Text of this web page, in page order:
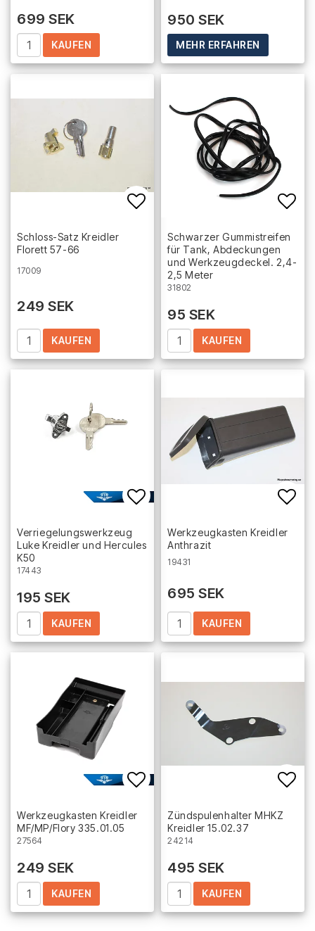
699 SEK
KAUFEN
950 SEK
MEHR ERFAHREN
Add to list of favorites
Schloss-Satz Kreidler
Florett 57-66
17009
249 SEK
KAUFEN
Schwarzer Gummistreifen
für Tank, Abdeckungen
und Werkzeugdeckel. 2,4-
2,5 Meter
31802
95 SEK
KAUFEN
Add to list of favorites
Verriegelungswerkzeug
Luke Kreidler und Hercules
K50
17443
195 SEK
KAUFEN
Werkzeugkasten Kreidler
Anthrazit
19431
695 SEK
KAUFEN
Add to list of favorites
Werkzeugkasten Kreidler
MF/MP/Flory 335.01.05
27564
249 SEK
KAUFEN
Zündspulenhalter MHKZ
Kreidler 15.02.37
24214
495 SEK
KAUFEN